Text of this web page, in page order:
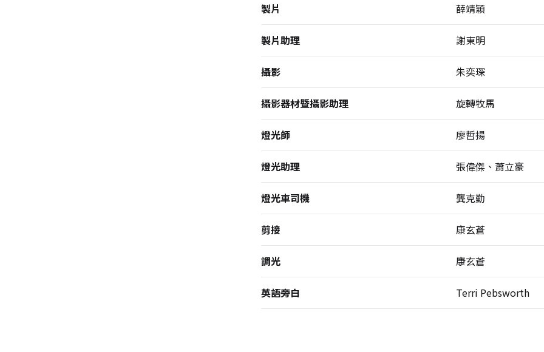
製片 薛靖穎
製片助理 謝東明
攝影 朱奕琛
攝影器材暨攝影助理 旋轉牧馬
燈光師 廖哲揚
燈光助理 張偉傑、蕭立豪
燈光車司機 龔克勤
剪接 康玄蒼
調光 康玄蒼
英語旁白 Terri Pebsworth